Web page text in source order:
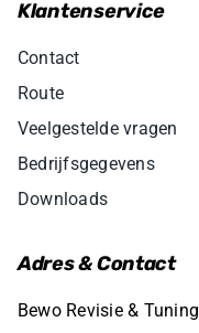
Klantenservice
Contact
Route
Veelgestelde vragen
Bedrijfsgegevens
Downloads
Adres & Contact
Bewo Revisie & Tuning